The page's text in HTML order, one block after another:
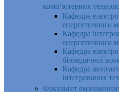
комп’ютерних
Кафедра
енергетичного
Кафедра
енергетичного
Кафедра
біомедичної
Кафедра
інтегрованих
Факультет